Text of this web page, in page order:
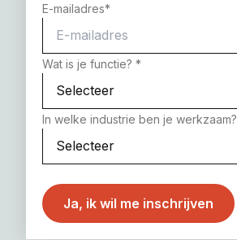
E-mailadres*
Wat is je functie? *
In welke industrie ben je werkzaam?